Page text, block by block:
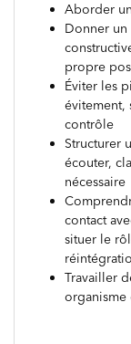
Aborder
Donner
propre
Éviter les
évitement,
contrôle
Structurer
écouter,
nécessaire
contact
situer le
Travailler
organisme